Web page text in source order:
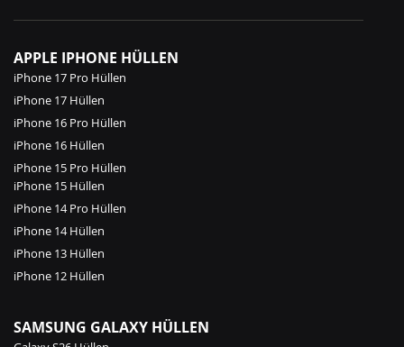
APPLE IPHONE HÜLLEN
iPhone 17 Pro Hüllen
iPhone 17 Hüllen
iPhone 16 Pro Hüllen
iPhone 16 Hüllen
iPhone 15 Pro Hüllen
iPhone 15 Hüllen
iPhone 14 Pro Hüllen
iPhone 14 Hüllen
iPhone 13 Hüllen
iPhone 12 Hüllen
SAMSUNG GALAXY HÜLLEN